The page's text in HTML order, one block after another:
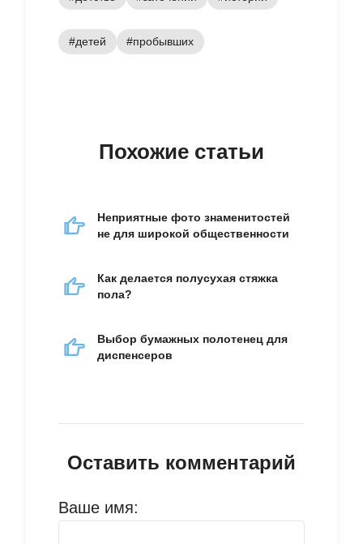
#детей #пробывших
Похожие статьи
Неприятные фото знаменитостей
не для широкой общественности
Как делается полусухая стяжка
пола?
Выбор бумажных полотенец для
диспенсеров
Оставить комментарий
Ваше имя: